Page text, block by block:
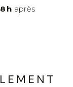
h après